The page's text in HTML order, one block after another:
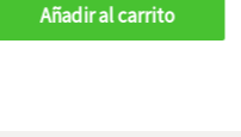
Añadir al carrito